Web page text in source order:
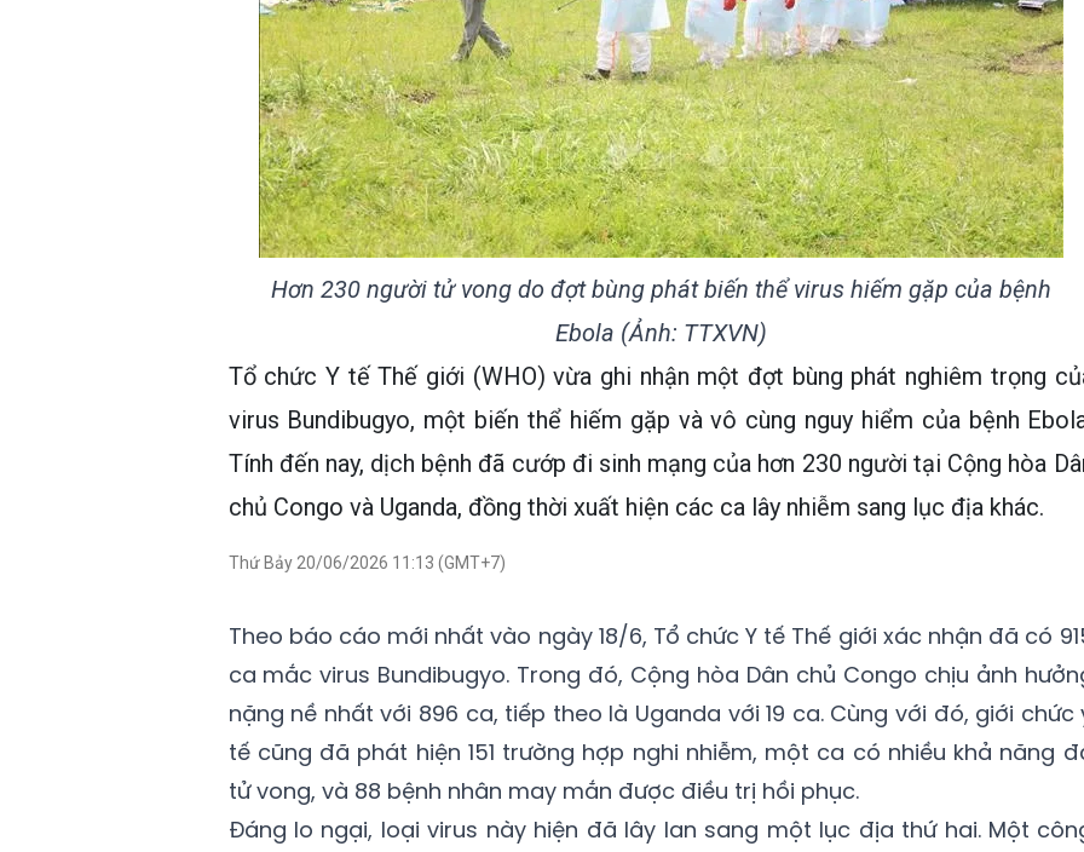
Hơn 230 người tử vong do đợt bùng phát biến thể virus hiếm gặp của bệnh
Ebola (Ảnh: TTXVN)
Tổ chức Y tế Thế giới (WHO) vừa ghi nhận một đợt bùng phát nghiêm trọng
virus Bundibugyo, một biến thể hiếm gặp và vô cùng nguy hiểm của bệnh
Tính đến nay, dịch bệnh đã cướp đi sinh mạng của hơn 230 người tại Cộng hòa
chủ Congo và Uganda, đồng thời xuất hiện các ca lây nhiễm sang lục địa khác.
Thứ Bảy 20/06/2026 11:13 (GMT+7)
Theo báo cáo mới nhất vào ngày 18/6, Tổ chức Y tế Thế giới xác nhận đã có
ca mắc virus Bundibugyo. Trong đó, Cộng hòa Dân chủ Congo chịu ảnh
nặng nề nhất với 896 ca, tiếp theo là Uganda với 19 ca. Cùng với đó, giới chức
tế cũng đã phát hiện 151 trường hợp nghi nhiễm, một ca có nhiều khả năng
tử vong, và 88 bệnh nhân may mắn được điều trị hồi phục.
Đáng lo ngại, loại virus này hiện đã lây lan sang một lục địa thứ hai. Một